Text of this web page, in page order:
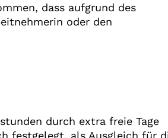
dass aufgrund des
oder den
durch extra freie Tage
festgelegt, als Ausgleich für